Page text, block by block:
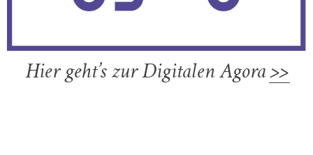
Hier geht’s zur Digitalen Agora>>